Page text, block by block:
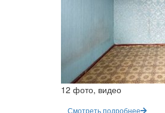
12 фото, видео
Смотреть подробнее